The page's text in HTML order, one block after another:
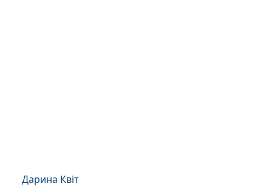
Дарина Квіт